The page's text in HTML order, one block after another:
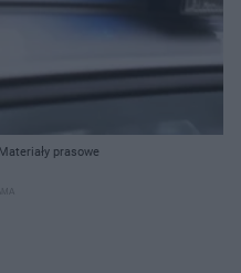
prasowe